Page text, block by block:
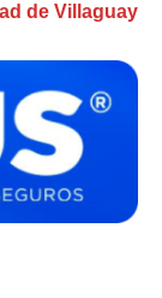
de Villaguay